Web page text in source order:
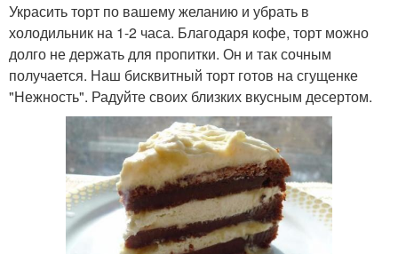
Украсить торт по вашему желанию и убрать в
холодильник на 1-2 часа. Благодаря кофе, торт можно
долго не держать для пропитки. Он и так сочным
получается. Наш бисквитный торт готов на сгущенке
"Нежность". Радуйте своих близких вкусным десертом.